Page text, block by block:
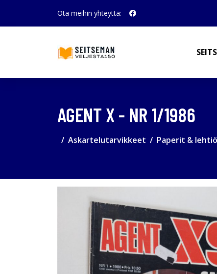
Ota meihin yhteyttä:
AGENT X - NR 1/1986
Askartelutarvikkeet Paperit &